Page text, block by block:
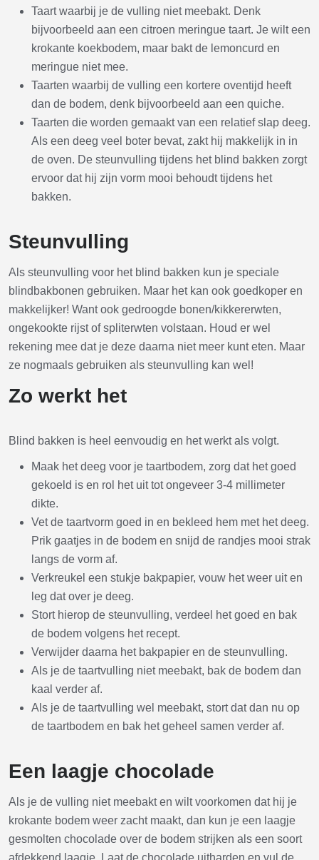
Taart waarbij je de vulling niet meebakt. Denk
bijvoorbeeld aan een citroen meringue taart. Je wilt een
krokante koekbodem, maar bakt de lemoncurd en
meringue niet mee.
Taarten waarbij de vulling een kortere oventijd heeft
dan de bodem, denk bijvoorbeeld aan een quiche.
Taarten die worden gemaakt van een relatief slap deeg.
Als een deeg veel boter bevat, zakt hij makkelijk in in
de oven. De steunvulling tijdens het blind bakken zorgt
ervoor dat hij zijn vorm mooi behoudt tijdens het
bakken.
Steunvulling
Als steunvulling voor het blind bakken kun je speciale
blindbakbonen gebruiken. Maar het kan ook goedkoper en
makkelijker! Want ook gedroogde bonen/kikkererwten,
ongekookte rijst of spliterwten volstaan. Houd er wel
rekening mee dat je deze daarna niet meer kunt eten. Maar
ze nogmaals gebruiken als steunvulling kan wel!
Zo werkt het
Blind bakken is heel eenvoudig en het werkt als volgt.
Maak het deeg voor je taartbodem, zorg dat het goed
gekoeld is en rol het uit tot ongeveer 3-4 millimeter
dikte.
Vet de taartvorm goed in en bekleed hem met het deeg.
Prik gaatjes in de bodem en snijd de randjes mooi strak
langs de vorm af.
Verkreukel een stukje bakpapier, vouw het weer uit en
leg dat over je deeg.
Stort hierop de steunvulling, verdeel het goed en bak
de bodem volgens het recept.
Verwijder daarna het bakpapier en de steunvulling.
Als je de taartvulling niet meebakt, bak de bodem dan
kaal verder af.
Als je de taartvulling wel meebakt, stort dat dan nu op
de taartbodem en bak het geheel samen verder af.
Een laagje chocolade
Als je de vulling niet meebakt en wilt voorkomen dat hij je
krokante bodem weer zacht maakt, dan kun je een laagje
gesmolten chocolade over de bodem strijken als een soort
afdekkend laagje. Laat de chocolade uitharden en vul de